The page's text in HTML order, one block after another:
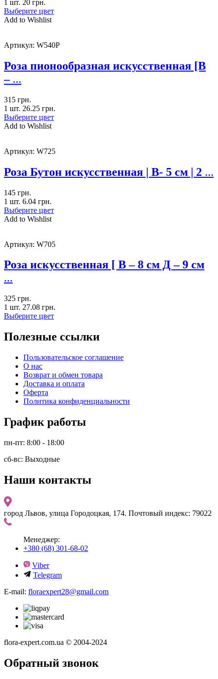
1 шт. 20 грн.
Выберите цвет
Add to Wishlist
Артикул: W540P
Роза пионообразная искусственная [В
– ...
315 грн.
1 шт. 26.25 грн.
Выберите цвет
Add to Wishlist
Артикул: W725
Роза Бутон искусственная | В- 5 см | 2 ...
145 грн.
1 шт. 6.04 грн.
Выберите цвет
Add to Wishlist
Артикул: W705
Роза искусственная [ В – 8 см Д – 9 см
...
325 грн.
1 шт. 27.08 грн.
Выберите цвет
Полезные ссылки
Пользовательское соглашение
О нас
Возврат и обмен товара
Доставка и оплата
Оферта
Политика конфиденциальности
График работы
пн-пт: 8:00 - 18:00
сб-вс: Выходные
Наши контакты
город Львов, улица Городоцкая, 174. Почтовый индекс: 79022
Менеджер:
+380 (68) 301-68-02
Viber
Telegram
E-mail: floraexpert28@gmail.com
flora-expert.com.ua © 2004-2024
Обратный звонок